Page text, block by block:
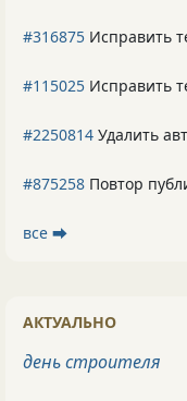
#316875 Исправить
#115025 Исправить
#2250814 Удалить
#875258 Повтор
все ⮕
АКТУАЛЬНО
день строителя